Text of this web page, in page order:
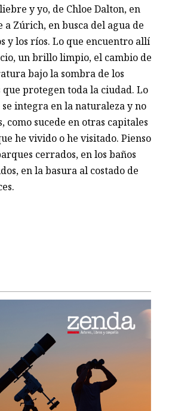
y yo, de Chloe Dalton, en
a Zúrich, en busca del agua de
y los ríos. Lo que encuentro allí
un brillo limpio, el cambio de
bajo la sombra de los
que protegen toda la ciudad. Lo
integra en la naturaleza y no
como sucede en otras capitales
he vivido o he visitado. Pienso
cerrados, en los baños
en la basura al costado de